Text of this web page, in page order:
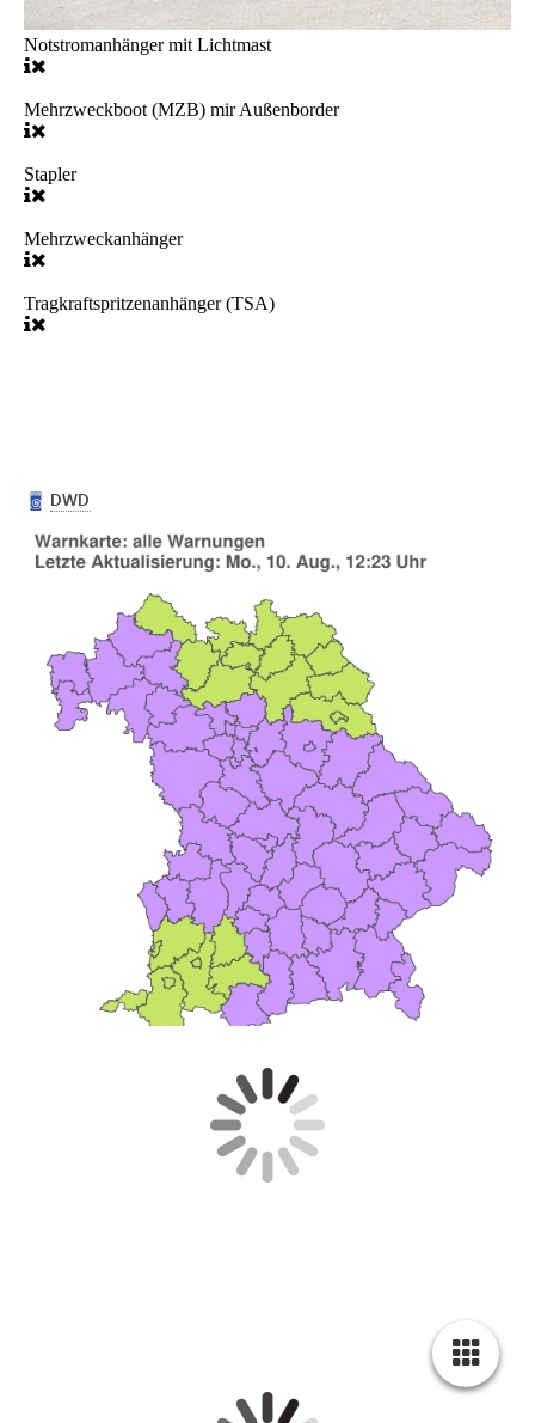
Notstromanhänger mit Lichtmast
Mehrzweckboot (MZB) mir Außenborder
Stapler
Mehrzweckanhänger
Tragkraftspritzenanhänger (TSA)